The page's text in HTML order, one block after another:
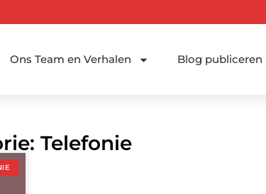
Ons Team en Verhalen Blog publiceren
Telefonie